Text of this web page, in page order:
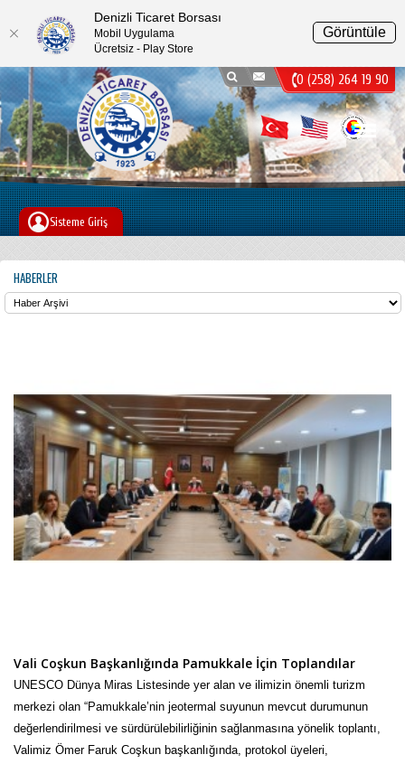
0 (258) 264 19 90
Sisteme Giriş
HABERLER
Vali Coşkun Başkanlığında Pamukkale İçin Toplandılar
UNESCO Dünya Miras Listesinde yer alan ve ilimizin önemli turizm
merkezi olan “Pamukkale’nin jeotermal suyunun mevcut durumunun
değerlendirilmesi ve sürdürülebilirliğinin sağlanmasına yönelik toplantı,
Valimiz Ömer Faruk Coşkun başkanlığında, protokol üyeleri,
Menu
Denizli Ticaret Borsası
Mobil Uygulama
Ücretsiz - Play Store
Görüntüle